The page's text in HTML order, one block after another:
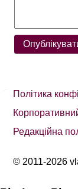
Політика
Редакційна
© 2011-2026